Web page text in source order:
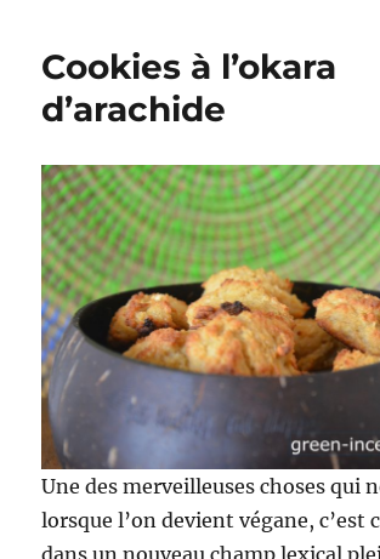
Cookies à l’okara
d’arachide
Une des merveilleuses choses qui
lorsque l’on devient végane, c’est